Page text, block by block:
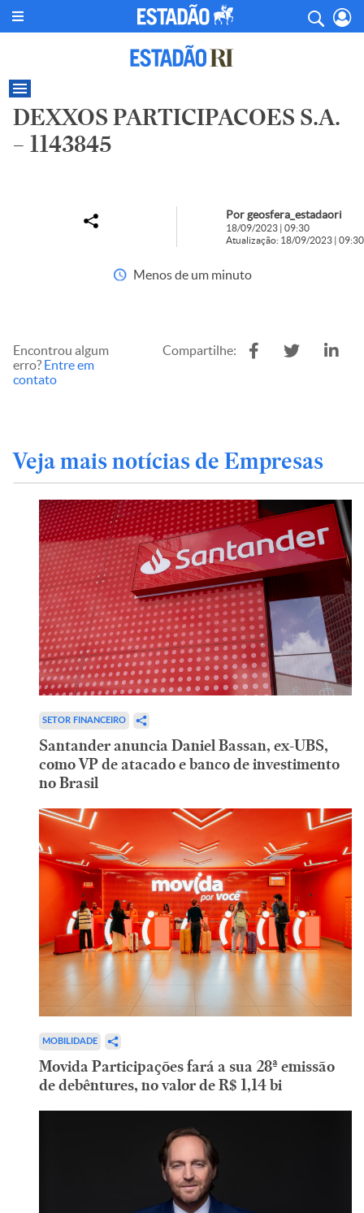
DEXXOS PARTICIPACOES S.A.
– 1143845
Por geosfera_estadaori
18/09/2023 | 09:30
Atualização: 18/09/2023 | 09:30
Menos de um minuto
Encontrou algum
erro? Entre em
contato
Compartilhe:
Veja mais notícias de Empresas
SETOR FINANCEIRO
Santander anuncia Daniel Bassan, ex-UBS,
como VP de atacado e banco de investimento
no Brasil
MOBILIDADE
Movida Participações fará a sua 28ª emissão
de debêntures, no valor de R$ 1,14 bi